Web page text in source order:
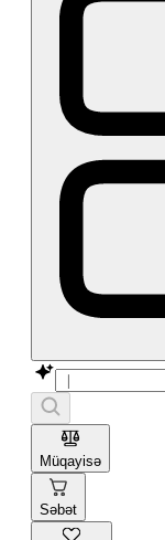
Müqayisə
Səbət